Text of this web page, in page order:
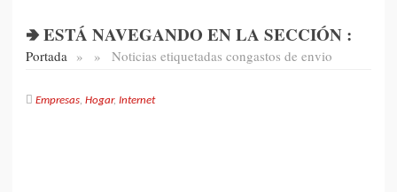
🢂 ESTÁ NAVEGANDO EN LA SECCIÓN :
Portada » Noticias etiquetadas con
» gastos de envio
Empresas, Hogar, Internet